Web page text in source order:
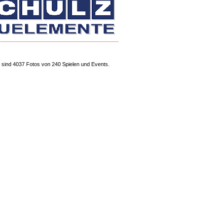
sind 4037 Fotos von 240 Spielen und Events.